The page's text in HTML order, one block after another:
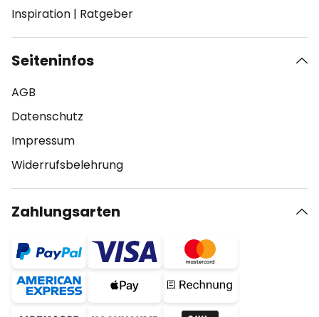
Inspiration | Ratgeber
Seiteninfos
AGB
Datenschutz
Impressum
Widerrufsbelehrung
Zahlungsarten